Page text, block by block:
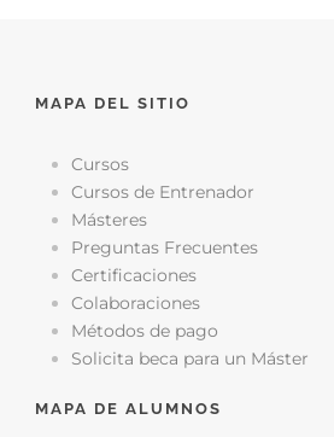
MAPA DEL SITIO
Cursos
Cursos de Entrenador
Másteres
Preguntas Frecuentes
Certificaciones
Colaboraciones
Métodos de pago
Solicita beca para un Máster
MAPA DE ALUMNOS